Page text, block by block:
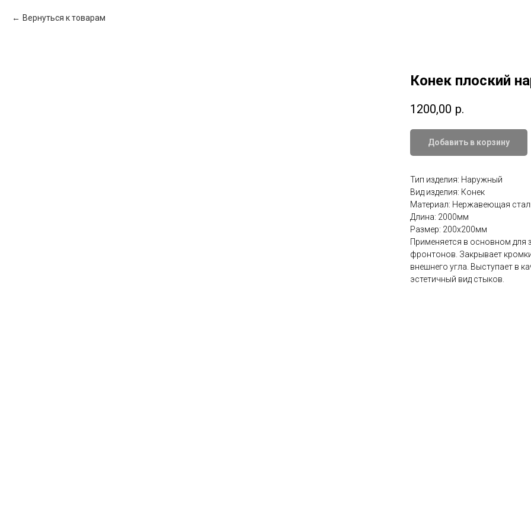
Вернуться к товарам
Конек плоский
1200,00 р.
Добавить в корзину
Тип изделия: Наружный
Вид изделия: Конек
Материал: Нержавеющая
Длина: 2000мм
Размер: 200х200мм
Применяется в основном
фронтонов. Закрывает
внешнего угла. Выступает в
эстетичный вид стыков.